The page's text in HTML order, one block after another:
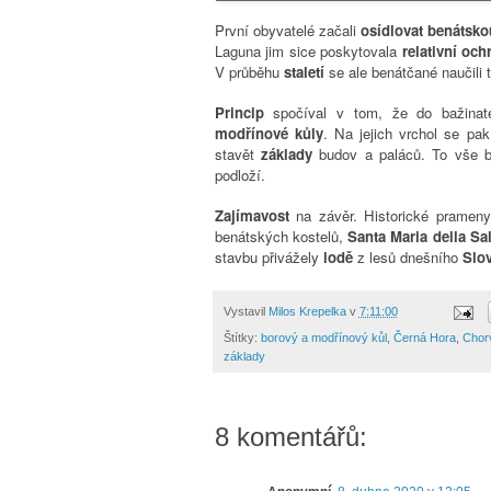
První obyvatelé začaliosídlovat
Laguna jim sice poskytovala relativní
V průběhu staletíse ale benátčané naučili
Principspočíval v tom, že do
modřínové kůly. Na jejich vrchol se
stavět základybudov a paláců.To vše
podloží.
Zajímavostna závěr. Historické
benátských kostelů,Santa Maria della
stavbu přivážely loděz lesů dnešního
Vystavil Milos Krepelka v 7:11:00
Štítky: borový a modřínový kůl Černá Hora,
základy
8 komentářů: